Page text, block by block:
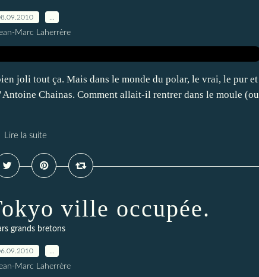
Marc Laherrère
joli tout ça. Mais dans le monde du polar, le vrai, le pur et
Chainas. Comment allait-il rentrer dans le moule (ou
Lire la suite
ville occupée.
grands bretons
Marc Laherrère